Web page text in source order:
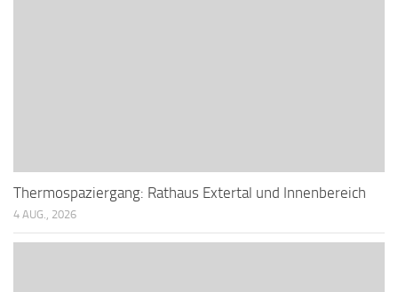
Thermospaziergang: Rathaus Extertal und Innenbereich
4 AUG., 2026